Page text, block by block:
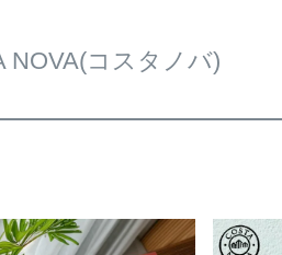
NOVA(コスタノバ)